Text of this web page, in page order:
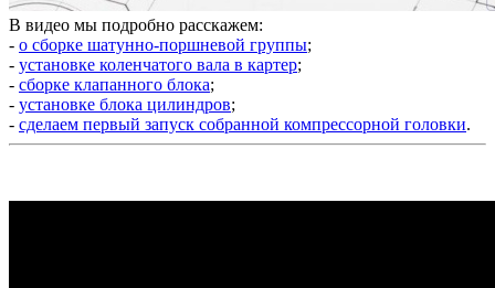
В видео мы подробно расскажем:
- о сборке шатунно-поршневой группы;
- установке коленчатого вала в картер;
- сборке клапанного блока;
- установке блока цилиндров;
- сделаем первый запуск собранной компрессорной головки.